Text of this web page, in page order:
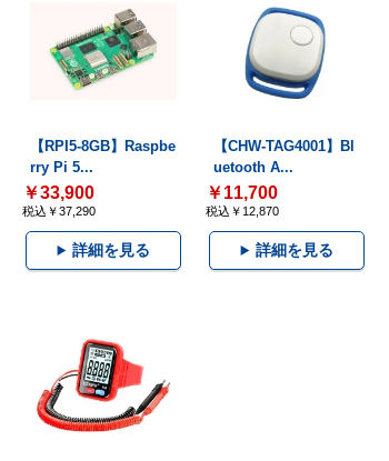
【RPI5-8GB】Raspbe
rry Pi 5...
￥33,900
税込￥37,290
詳細を見る
【CHW-TAG4001】Bl
uetooth A...
￥11,700
税込￥12,870
詳細を見る